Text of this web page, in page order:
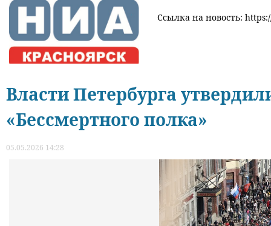
Ссылка на новость:
Власти Петербурга
«Бессмертного полка»
05.05.2026 14:28